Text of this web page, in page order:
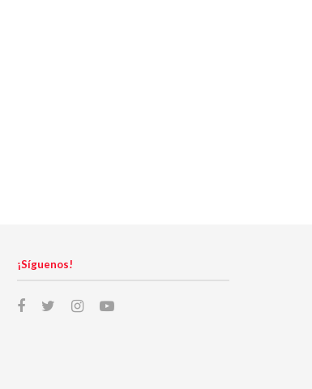
¡Síguenos!